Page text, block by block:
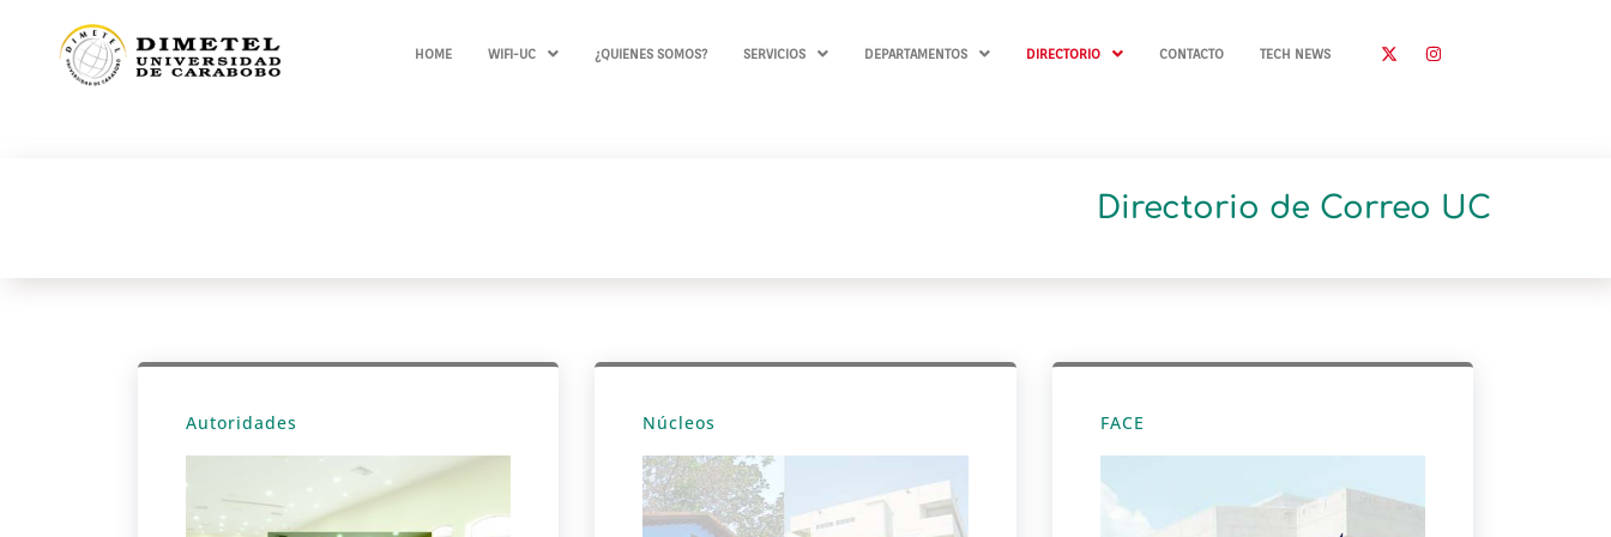
HOME WIFI-UC ¿QUIENES SOMOS? SERVICIOS DEPARTAMENTOS DIRECTORIO CONTACTO TECH NEWS
Directorio de Correo UC
Autoridades Núcleos FACE